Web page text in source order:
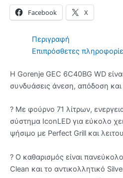
(12
άτοκα)
ποσότητα
Facebook X
Περιγραφή
Επιπρόσθετες
Η Gorenje GEC 6C40BG WD
συνδυάσεις άνεση, απόδοση
? Με φούρνο 71 λίτρων,
σύστημα IconLED για εύκολο
ψήσιμο με Perfect Grill και
? Ο καθαρισμός είναι
Clean και το αντικολλητικό